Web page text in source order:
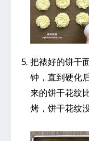
把裱好的饼干
钟，直到硬化
来的饼干花纹
烤，饼干花纹